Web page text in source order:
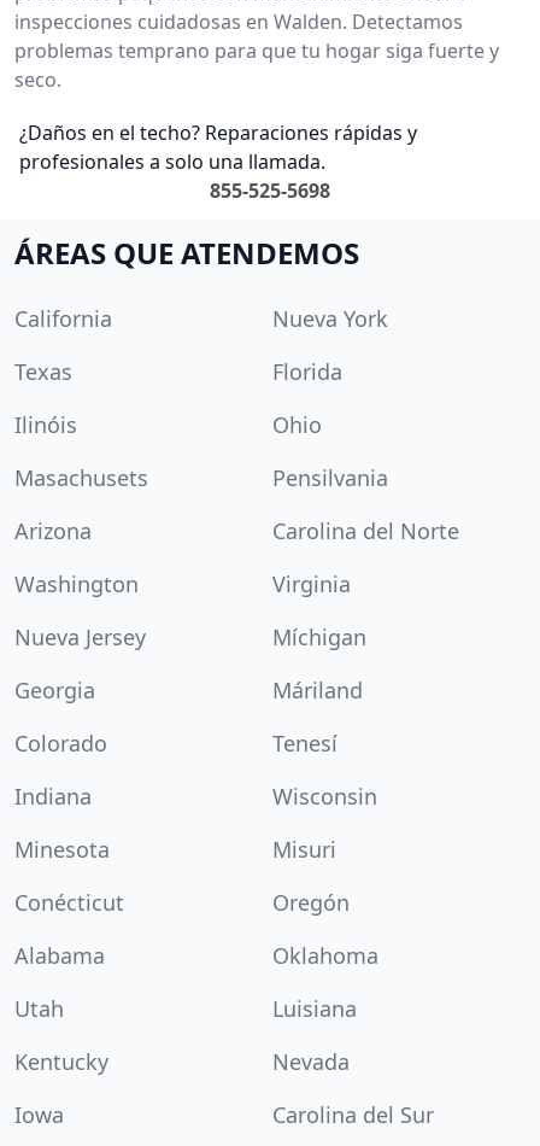
inspecciones cuidadosas en Walden. Detectamos
problemas temprano para que tu hogar siga fuerte y
seco.
¿Daños en el techo? Reparaciones rápidas y
profesionales a solo una llamada.
855-525-5698
ÁREAS QUE ATENDEMOS
California
Nueva York
Texas
Florida
Ilinóis
Ohio
Masachusets
Pensilvania
Arizona
Carolina del Norte
Washington
Virginia
Nueva Jersey
Míchigan
Georgia
Máriland
Colorado
Tenesí
Indiana
Wisconsin
Minesota
Misuri
Conécticut
Oregón
Alabama
Oklahoma
Utah
Luisiana
Kentucky
Nevada
Iowa
Carolina del Sur